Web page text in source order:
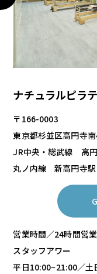
ナチュラルピラ
〒166-0003
東京都杉並区高円寺
JR中央・総武線 高
丸ノ内線 新高円寺
営業時間／24時間営業
スタッフアワー
平日10:00~21:00／